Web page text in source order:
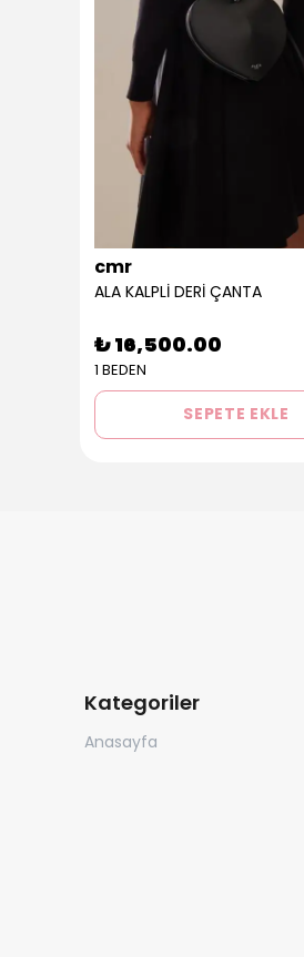
cmr
ALA KALPLİ DERİ ÇANTA
₺ 16,500.00
1 BEDEN
SEPETE EKLE
Kategoriler
Anasayfa